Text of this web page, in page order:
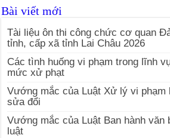
Bài viết mới
Tài liệu ôn thi công chức cơ quan
tỉnh, cấp xã tỉnh Lai Châu 2026
Các tình huống vi phạm trong lĩnh
mức xử phạt
Vướng mắc của Luật Xử lý vi phạm
sửa đổi
Vướng mắc của Luật Ban hành văn
luật